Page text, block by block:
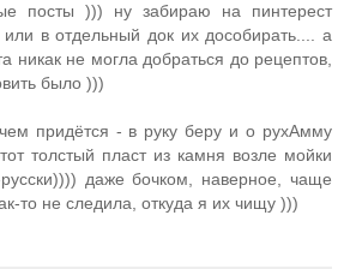
посты ))) ну забираю на пинтерест
или в отдельный док их дособирать.... а
никак не могла добраться до рецептов,
было )))
придётся - в руку беру и о рухАмму
толстый пласт из камня возле мойки
даже бочком, наверное, чаще
то не следила, откуда я их чищу )))